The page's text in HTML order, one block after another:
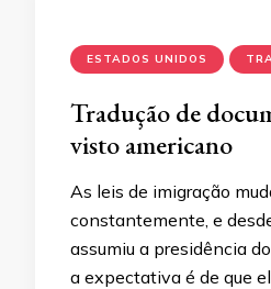
ESTADOS UNIDOS
Tradução de
visto americano
As leis de imigração
constantemente, e
assumiu a presidência
a expectativa é de que